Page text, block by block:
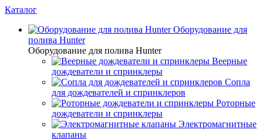
Каталог
Оборудование для
полива Hunter
Оборудование для полива Hunter
Веерные
дождеватели и спринклеры
Сопла
для дождевателей и спринклеров
Роторные
дождеватели и спринклеры
Электромагнитные
клапаны